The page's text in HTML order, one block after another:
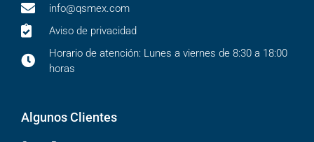
info@qsmex.com
Aviso de privacidad
Horario de atención: Lunes a viernes de 8:30 a 18:00
horas
Algunos Clientes